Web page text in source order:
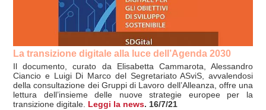
La transizione digitale alla luce dell’Agenda 2030
Il documento, curato da Elisabetta Cammarota, Alessandro
Ciancio e Luigi Di Marco del Segretariato ASviS, avvalendosi
della consultazione dei Gruppi di Lavoro dell’Alleanza, offre una
lettura dell’insieme delle nuove strategie europee per la
transizione digitale. Leggi la news. 16/7/21